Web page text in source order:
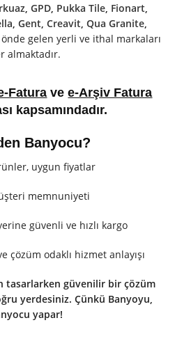
,GPD, Pukka Tile, Fionart,
, Gent, Creavit, Qua Granite,
gelen yerli ve ithal markaları
almaktadır.
Fatura vee-Arşiv Fatura
kapsamındadır.
Banyocu?
uygun fiyatlar
memnuniyeti
güvenli ve hızlı kargo
çözüm odaklı hizmet anlayışı
tasarlarken güvenilir bir çözüm
yerdesiniz. Çünkü Banyoyu,
yapar!